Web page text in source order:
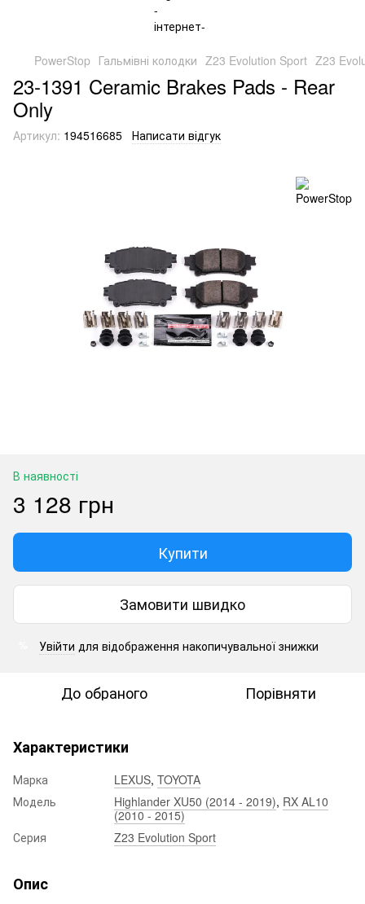
PowerStop Гальмівні колодки Z23 Evolution Sport Z23
23-1391 Ceramic Brakes Pads - Rear
Only
Артикул: 194516685 Написати відгук
В наявності
3 128 грн
Купити
Замовити швидко
Увійти для відображення накопичувальної знижки
До обраного Порівняти
Характеристики
Марка LEXUS, TOYOTA
Модель
Highlander XU50 (2014 - 2019), RX AL10
(2010 - 2015)
Серия
Z23 Evolution Sport
Опис